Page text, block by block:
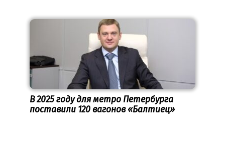
В 2025 году для метро Петербурга
поставили 120 вагонов «Балтиец»